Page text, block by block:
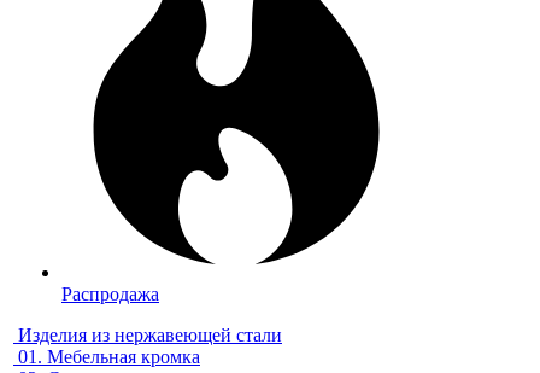
Распродажа
Изделия из нержавеющей стали
01. Мебельная кромка